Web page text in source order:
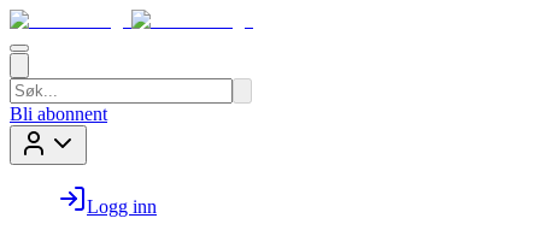
Bli abonnent
Logg inn